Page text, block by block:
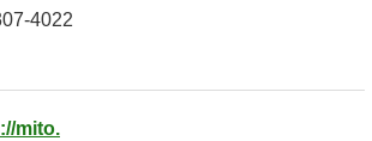
4022
mito.